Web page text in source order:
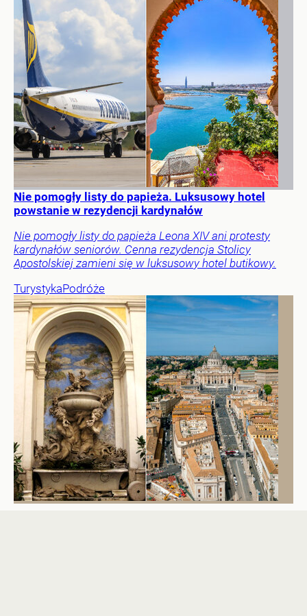
Nie pomogły listy do papieża. Luksusowy hotel
powstanie w rezydencji kardynałów
Nie pomogły listy do papieża Leona XIV ani protesty
kardynałów seniorów. Cenna rezydencja Stolicy
Apostolskiej zamieni się w luksusowy hotel butikowy.
TurystykaPodróże